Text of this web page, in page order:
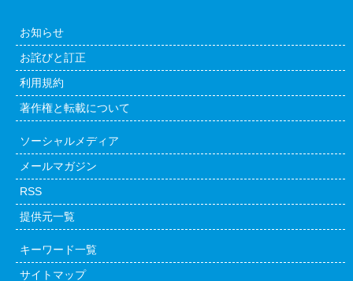
お知らせ
お詫びと訂正
利用規約
著作権と転載について
ソーシャルメディア
メールマガジン
RSS
提供元一覧
キーワード一覧
サイトマップ